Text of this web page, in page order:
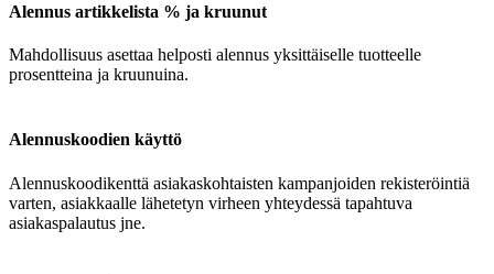
Alennus artikkelista % ja kruunut
Mahdollisuus asettaa helposti alennus yksittäiselle tuotteelle
prosentteina ja kruunuina.
Alennuskoodien käyttö
Alennuskoodikenttä asiakaskohtaisten kampanjoiden rekisteröintiä
varten, asiakkaalle lähetetyn virheen yhteydessä tapahtuva
asiakaspalautus jne.